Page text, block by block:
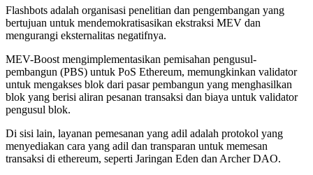
Flashbots adalah organisasi penelitian dan pengembangan yang
bertujuan untuk mendemokratisasikan ekstraksi MEV dan
mengurangi eksternalitas negatifnya.
MEV-Boost mengimplementasikan pemisahan pengusul-
pembangun (PBS) untuk PoS Ethereum, memungkinkan validator
untuk mengakses blok dari pasar pembangun yang menghasilkan
blok yang berisi aliran pesanan transaksi dan biaya untuk validator
pengusul blok.
Di sisi lain, layanan pemesanan yang adil adalah protokol yang
menyediakan cara yang adil dan transparan untuk memesan
transaksi di ethereum, seperti Jaringan Eden dan Archer DAO.